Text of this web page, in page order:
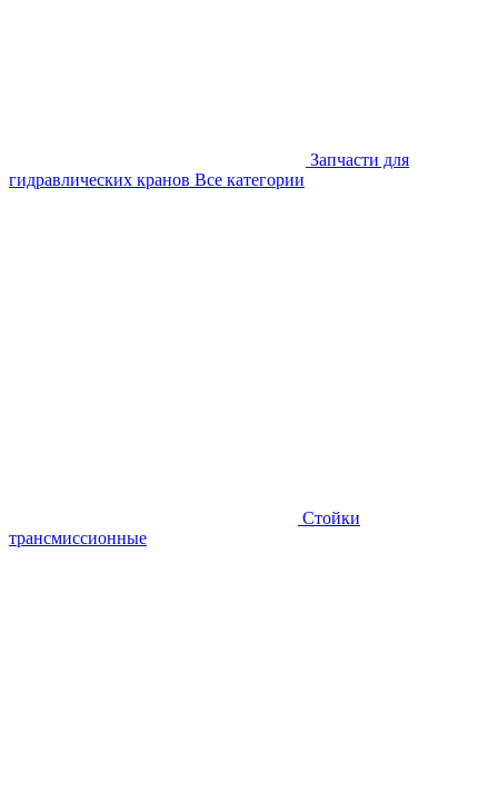
Запчасти для
гидравлических кранов Все категории
Стойки
трансмиссионные